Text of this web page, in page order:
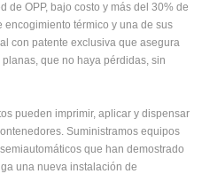
de OPP, bajo costo y más del 30% de
térmico y una de sus
con patente exclusiva que asegura
que no haya pérdidas, sin
pueden imprimir, aplicar y dispensar
Suministramos equipos
que han demostrado
una nueva instalación de